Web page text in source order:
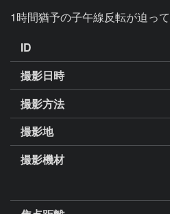
ID
撮影日時
撮影方法
撮影地
撮影機材